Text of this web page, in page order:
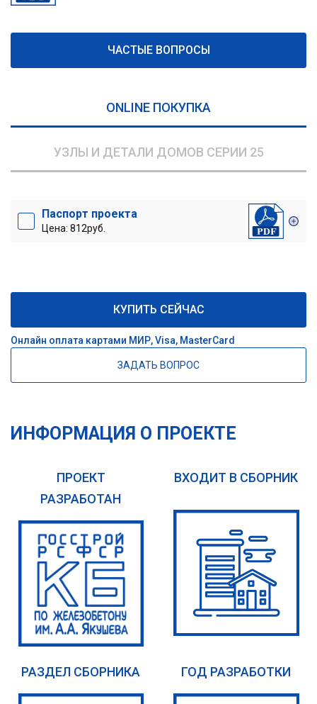
ЧАСТЫЕ ВОПРОСЫ
ONLINE ПОКУПКА
УЗЛЫ И ДЕТАЛИ ДОМОВ СЕРИИ 25
Паспорт проекта
Цена: 812руб.
КУПИТЬ СЕЙЧАС
Онлайн оплата картами МИР, Visa, MasterCard
ЗАДАТЬ ВОПРОС
ИНФОРМАЦИЯ О ПРОЕКТЕ
ПРОЕКТ
РАЗРАБОТАН
ВХОДИТ В СБОРНИК
РАЗДЕЛ СБОРНИКА ГОД РАЗРАБОТКИ